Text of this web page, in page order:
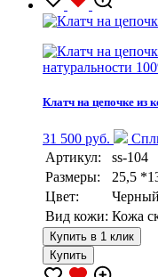
натуральности
Клатч на цепочке из
31 500 руб.
Артикул:
ss-104
Размеры:
25,5
Цвет:
Черный
Вид кожи: Кожа
Купить в 1 клик
Купить